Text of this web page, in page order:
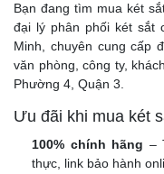
Bạn đang tìm mua két
đại lý phân phối két sắt
Minh, chuyên cung cấp
văn phòng, công ty,
Phường 4, Quận 3.
Ưu đãi khi mua két
100% chính hãng –
thực, link bảo hành